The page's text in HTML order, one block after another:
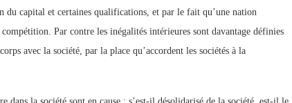
du capital et certaines qualifications, et par le fait qu’une nation
Par contre les inégalités intérieures sont davantage définies
avec la société, par la place qu’accordent les sociétés à la